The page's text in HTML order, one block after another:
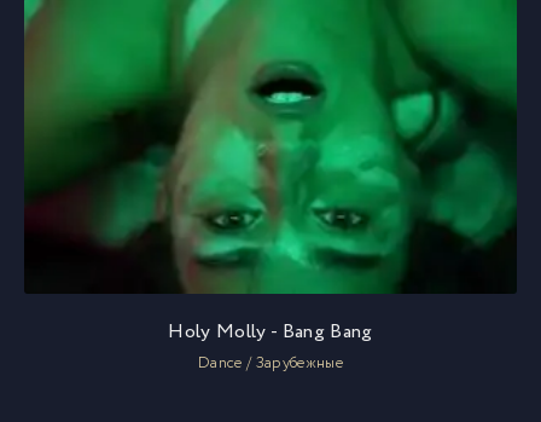
Holy Molly - Bang Bang
Dance / Зарубежные